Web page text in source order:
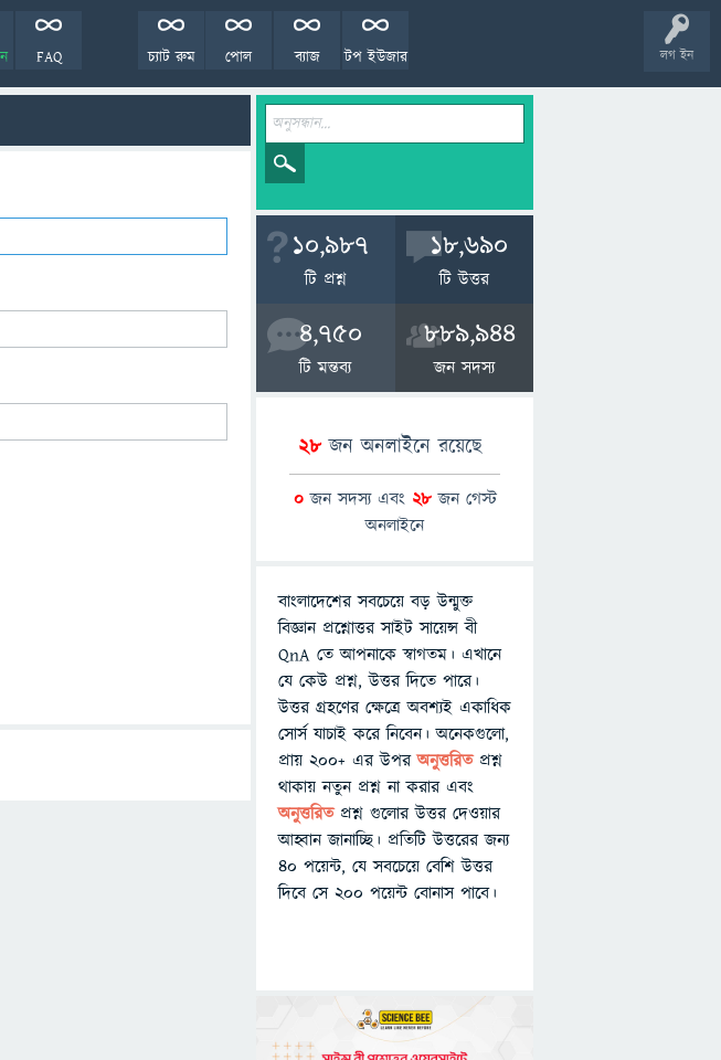
লগ ইন
FAQ টপ ইউজার
ব্যাজ
পোল
চ্যাট রুম
10,987
টি প্রশ্ন
18,690
টি উত্তর
4,750
টি মন্তব্য
889,944
জন সদস্য
28জন অনলাইনে রয়েছে
0জন সদস্য এবং 28জন গেস্ট
অনলাইনে
বাংলাদেশের সবচেয়ে বড় উন্মুক্ত
বিজ্ঞান প্রশ্নোত্তর সাইট সায়েন্স বী
QnA তে আপনাকে স্বাগতম। এখানে
যে কেউ প্রশ্ন, উত্তর দিতে পারে।
উত্তর গ্রহণের ক্ষেত্রে অবশ্যই একাধিক
সোর্স যাচাই করে নিবেন। অনেকগুলো,
প্রায় ২০০+ এর উপরঅনুত্তরিতপ্রশ্ন
থাকায় নতুন প্রশ্ন না করার এবং
অনুত্তরিত প্রশ্ন গুলোর উত্তর দেওয়ার
আহ্বান জানাচ্ছি। প্রতিটি উত্তরের জন্য
৪০ পয়েন্ট, যে সবচেয়ে বেশি উত্তর
দিবে সে ২০০ পয়েন্ট বোনাস পাবে।